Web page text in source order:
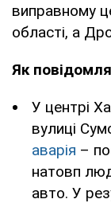
виправному
області, а
Як
У центрі
вулиці
аварія –
натовп
авто. У